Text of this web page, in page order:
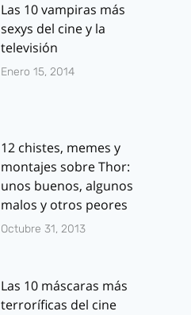
Las 10 vampiras más
sexys del cine y la
televisión
Enero 15, 2014
12 chistes, memes y
montajes sobre Thor:
unos buenos, algunos
malos y otros peores
Octubre 31, 2013
Las 10 máscaras más
terroríficas del cine